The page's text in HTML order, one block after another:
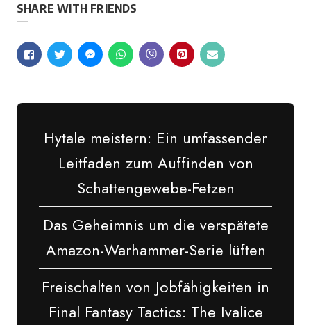
SHARE WITH FRIENDS
Hytale meistern: Ein umfassender
Leitfaden zum Auffinden von
Schattengewebe-Fetzen
Das Geheimnis um die verspätete
Amazon-Warhammer-Serie lüften
Freischalten von Jobfähigkeiten in
Final Fantasy Tactics: The Ivalice